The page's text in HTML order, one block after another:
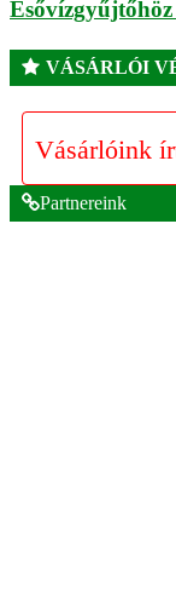
VÁSÁRLÓI
Vásárlóink
Partnereink